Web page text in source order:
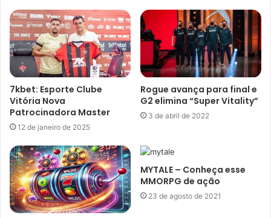
7kbet: Esporte Clube
Vitória Nova
Patrocinadora Master
12 de janeiro de 2025
Rogue avança para final e
G2 elimina “Super Vitality”
3 de abril de 2022
MYTALE – Conheça esse
MMORPG de ação
23 de agosto de 2021